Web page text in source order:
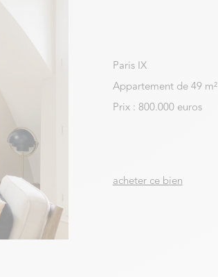
Paris IX
Appartement de 49 m²
Prix : 800.000 euros
acheter ce bien